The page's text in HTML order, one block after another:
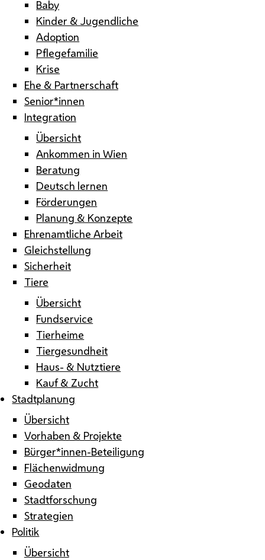
Baby
Kinder & Jugendliche
Adoption
Pflegefamilie
Krise
Ehe & Partnerschaft
Senior*innen
Integration
Übersicht
Ankommen in Wien
Beratung
Deutsch lernen
Förderungen
Planung & Konzepte
Ehrenamtliche Arbeit
Gleichstellung
Sicherheit
Tiere
Übersicht
Fundservice
Tierheime
Tiergesundheit
Haus- & Nutztiere
Kauf & Zucht
Stadtplanung
Übersicht
Vorhaben & Projekte
Bürger*innen-Beteiligung
Flächenwidmung
Geodaten
Stadtforschung
Strategien
Politik
Übersicht